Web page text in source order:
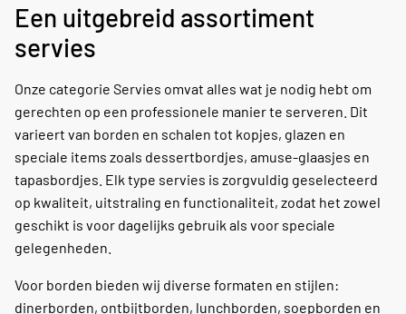
Een uitgebreid assortiment
servies
Onze categorie Servies omvat alles wat je nodig hebt om
gerechten op een professionele manier te serveren. Dit
varieert van borden en schalen tot kopjes, glazen en
speciale items zoals dessertbordjes, amuse-glaasjes en
tapasbordjes. Elk type servies is zorgvuldig geselecteerd
op kwaliteit, uitstraling en functionaliteit, zodat het zowel
geschikt is voor dagelijks gebruik als voor speciale
gelegenheden.
Voor borden bieden wij diverse formaten en stijlen:
dinerborden, ontbijtborden, lunchborden, soepborden en